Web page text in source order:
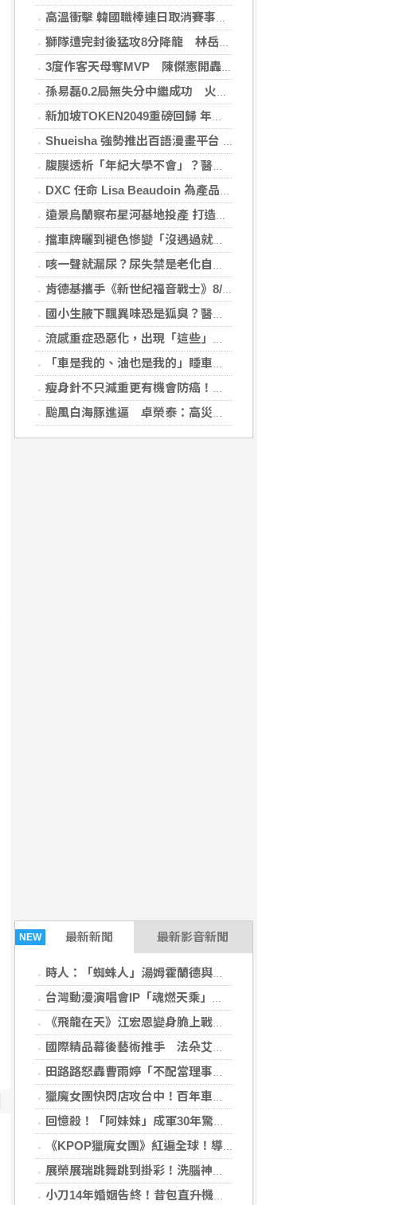
高溫衝擊 韓國職棒連日取消賽事、11日起晚間7時開打
獅隊遭完封後猛攻8分降龍 林岳平：總是要發揮
3度作客天母奪MVP 陳傑憲開轟擊退雙殺心魔
孫易磊0.2局無失分中繼成功 火腿擊敗軟銀
新加坡TOKEN2049重磅回歸 年度行業頂級盛會再度啟幕
Shueisha 強勢推出百語漫畫平台 MANGA MILLION 大舉進軍全球市場
腹膜透析「年紀大學不會」？醫：年齡並非限制 評估還要看3面向
DXC 任命 Lisa Beaudoin 為產品總監，以加速產品導向型增長
遠景烏蘭察布星河基地投產 打造吉瓦級AI基礎設施新模式
擋車牌曬到褪色慘變「沒遇過就好了」！崔始源親朝聖崩潰喊：記得常換照片
咳一聲就漏尿？尿失禁是老化自然現象？醫揭：不同尿失禁的治療方式
肯德基攜手《新世紀福音戰士》8/11霸脆覺醒 首度跨界台灣速食品牌！
國小生腋下飄異味恐是狐臭？醫：若伴青春期徵象應評估性早熟
流感重症恐惡化，出現「這些」症狀別再等！醫籲：別因非流感季就掉以輕心
「車是我的、油也是我的」睡車竟被收住宿費 官方一句話打臉飯店
瘦身針不只減重更有機會防癌！無糖尿病肥胖者使用GLP-1藥物 罹癌風險顯著下降
颱風白海豚進逼 卓榮泰：高災害潛勢區加強預防性整備
NEW 最新新聞 最新影音新聞
時人：「蜘蛛人」湯姆霍蘭德與辛蒂亞已辦派對慶祝結婚
台灣動漫演唱會IP「魂燃天乘」總召許君君推廣ACG文化10年：我撐過來了！
《飛龍在天》江宏恩變身脆上戰神開轟藍白「砍國防砍公視」 挺公視留言引爆藍綠攻防
國際精品幕後藝術推手 法朵艾絲琳打造千萬級裝置藝術傳奇
田路路怒轟曹雨婷「不配當理事長」！點名姜厚任出面 本尊首度回應了
獵魔女團快閃店攻台中！百年車站變身打卡聖地 破百款限定周邊開搶
回憶殺！「阿妹妹」成軍30年驚喜合體 9月登《東!帶我走》開唱
《KPOP獵魔女團》紅遍全球！導演攜幕後團隊訪台揭成功秘訣
展榮展瑞跳舞跳到掛彩！洗腦神曲吸3千萬次觀看
小刀14年婚姻告終！昔包直升機求婚 豪砸545萬辦婚禮還找連戰證婚